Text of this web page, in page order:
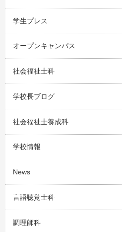
学生プレス
オープンキャンパス
社会福祉士科
学校長ブログ
社会福祉士養成科
学校情報
News
言語聴覚士科
調理師科